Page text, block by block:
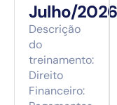
Julho/2026
Descrição
do
treinamento:
Direito
Financeiro: